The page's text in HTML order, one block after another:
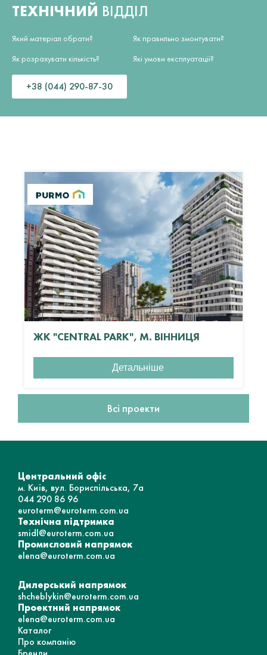
ТЕХНІЧНИЙ ВІДДІЛ
Який матеріал обрати?
Як розрахувати кількість?
Як правильно змонтувати?
Які умови експлуатації?
+38 (044) 290-87-30
ЖК "CENTRAL PARK", М. ВІННИЦЯ
Детальніше
Всі проекти
Центральний офіс
м. Київ, вул. Бориспільська, 7а
044 290 86 96
euroterm@euroterm.com.ua
Технічна підтримка
smidl@euroterm.com.ua
Промисловий напрямок
elena@euroterm.com.ua
Дилерський напрямок
shcheblykin@euroterm.com.ua
Проектний напрямок
elena@euroterm.com.ua
Каталог
Про компанію